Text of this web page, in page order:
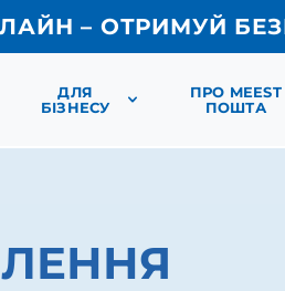
– ОТРИМУЙ
ДЛЯ
БІЗНЕСУ
ПРО MEEST
ПОШТА